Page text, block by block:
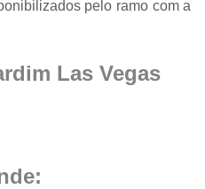
Fechamento de
pelo ramo com a
Las Vegas